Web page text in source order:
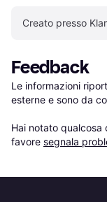
Creato presso
Feedback
Le informazioni
esterne e sono da
Hai notato qualcosa
favore segnala